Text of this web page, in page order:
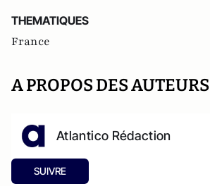
THEMATIQUES
France
A PROPOS DES AUTEURS
Atlantico Rédaction
SUIVRE